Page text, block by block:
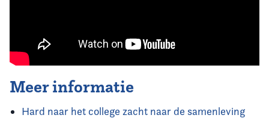
Meer informatie
Hard naar het college zacht naar de samenleving